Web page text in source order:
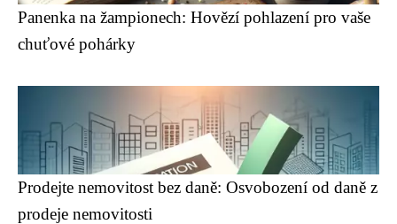
Panenka na žampionech: Hovězí pohlazení pro vaše
chuťové pohárky
Prodejte nemovitost bez daně: Osvobození od daně z
prodeje nemovitosti